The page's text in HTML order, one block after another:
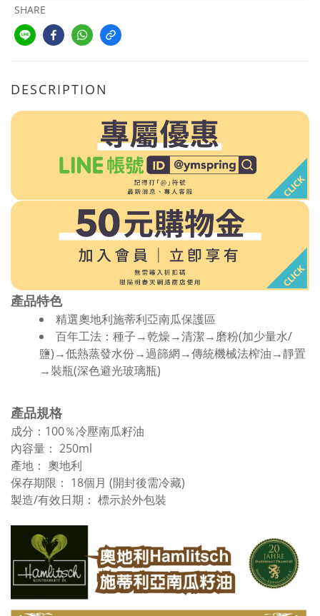
SHARE
DESCRIPTION
產品特色
精選奧地利施蒂利亞南瓜保護區
百年工法：種子→乾燥→清潔→磨粉(加少量水/
鹽)→低熱蒸發水份→過篩網→傳統機械法榨油→靜置
→裝瓶(深色避光玻璃瓶)
產品規格
成分：100％冷壓南瓜籽油
內容量： 250ml
產地： 奧地利
保存期限： 18個月 (開封後需冷藏)
製造/有效日期： 標示於外包裝